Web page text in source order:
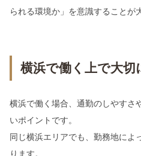
られる環境か」を意識することが
横浜で働く上で大切
横浜で働く場合、通勤のしやすさ
いポイントです。
同じ横浜エリアでも、勤務地によ
ります。